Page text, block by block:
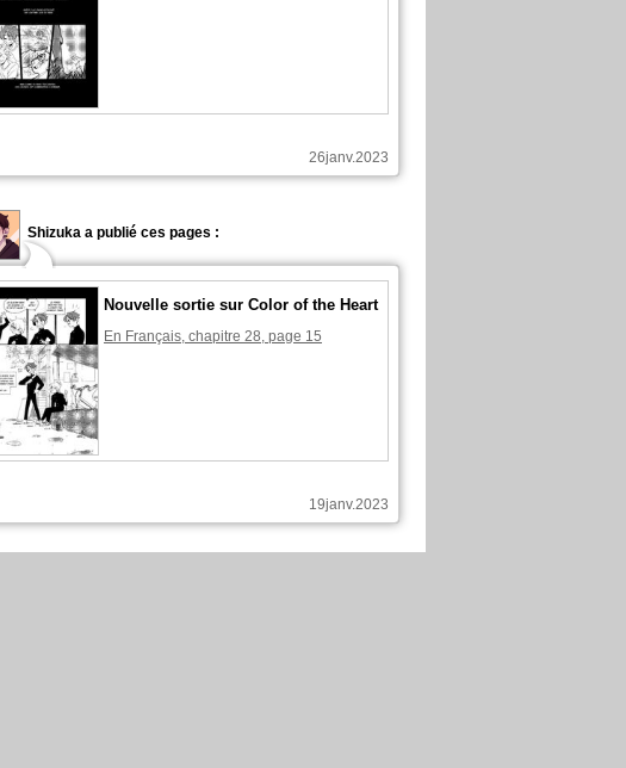
26janv.2023
Shizuka a publié ces pages :
Nouvelle sortie sur Color of the Heart
En Français, chapitre 28, page 15
19janv.2023